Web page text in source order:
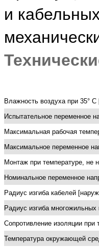
и
Влажность воздуха при 35° C
Испытательное переменное
Максимальная рабочая
Максимальное переменное
Монтаж при температуре, не
Номинальное переменное
Радиус изгиба кабелей
Радиус изгиба
Сопротивление изоляции
Температура окружающей